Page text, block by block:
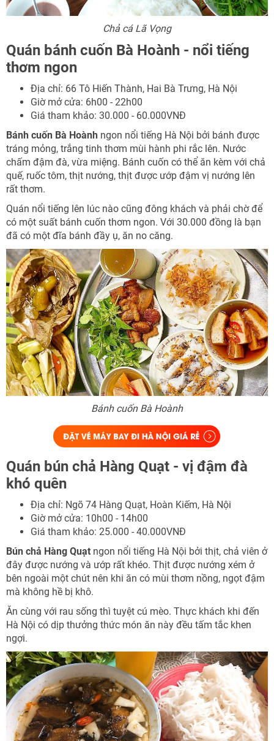
Chả cá Lã Vọng
Quán bánh cuốn Bà Hoành - nổi tiếng
thơm ngon
Địa chỉ: 66 Tô Hiến Thành, Hai Bà Trưng, Hà Nội
Giờ mở cửa: 6h00 - 22h00
Giá tham khảo: 30.000 - 60.000VNĐ
Bánh cuốn Bà Hoành ngon nổi tiếng Hà Nội bởi bánh được
tráng mỏng, trắng tinh thơm mùi hành phi rắc lên. Nước
chấm đậm đà, vừa miệng. Bánh cuốn có thể ăn kèm với chả
quế, ruốc tôm, thịt nướng, thịt được ướp đậm vị nướng lên
rất thơm.
Quán nổi tiếng lên lúc nào cũng đông khách và phải chờ để
có một suất bánh cuốn thơm ngon. Với 30.000 đồng là bạn
đã có một đĩa bánh đầy ụ, ăn no căng.
Bánh cuốn Bà Hoành
Quán bún chả Hàng Quạt - vị đậm đà
khó quên
Địa chỉ: Ngõ 74 Hàng Quạt, Hoàn Kiếm, Hà Nội
Giờ mở cửa: 10h00 - 14h00
Giá tham khảo: 25.000 - 40.000VNĐ
Bún chả Hàng Quạt ngon nổi tiếng Hà Nội bởi thịt, chả viên ở
đây được nướng và ướp rất khéo. Thịt được nướng xém ở
bên ngoài một chút nên khi ăn có mùi thơm nồng, ngọt đậm
mà không hề bị khô.
Ăn cùng với rau sống thì tuyệt cú mèo. Thực khách khi đến
Hà Nội có dịp thưởng thức món ăn này đều tấm tắc khen
ngợi.